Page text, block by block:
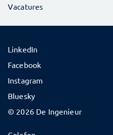
Vacatures
© 2026 De Ingenieur
LinkedIn
Facebook
Instagram
Bluesky